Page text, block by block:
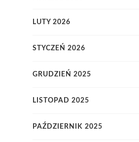
LUTY 2026
STYCZEŃ 2026
GRUDZIEŃ 2025
LISTOPAD 2025
PAŹDZIERNIK 2025